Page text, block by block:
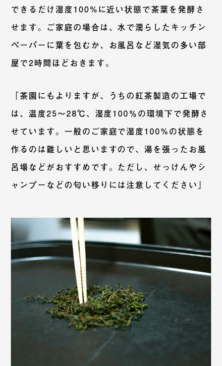
できるだけ湿度100%に近い状態で茶葉を発酵さ
せます。ご家庭の場合は、水で濡らしたキッチン
ペーパーに葉を包むか、お風呂など湿気の多い部
屋で2時間ほどおきます。
「茶園にもよりますが、うちの紅茶製造の工場で
は、温度25〜28℃、湿度100％の環境下で発酵さ
せています。一般のご家庭で湿度100%の状態を
作るのは難しいと思いますので、湯を張ったお風
呂場などがおすすめです。ただし、せっけんやシ
ャンプーなどの匂い移りには注意してください」